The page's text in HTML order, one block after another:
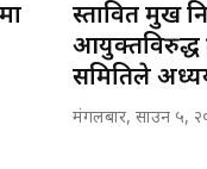
प्रस्तावित
आयुक्तविरुद्ध
समितिले
मंगलबार, साउन ५,